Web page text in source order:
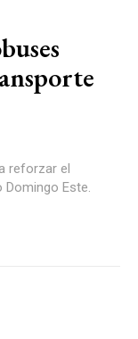
reforzar el
Este.